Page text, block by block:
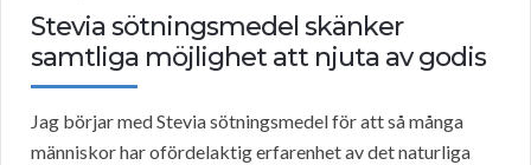
Stevia sötningsmedel skänker
samtliga möjlighet att njuta av godis
Jag börjar med Stevia sötningsmedel för att så många
människor har ofördelaktig erfarenhet av det naturliga